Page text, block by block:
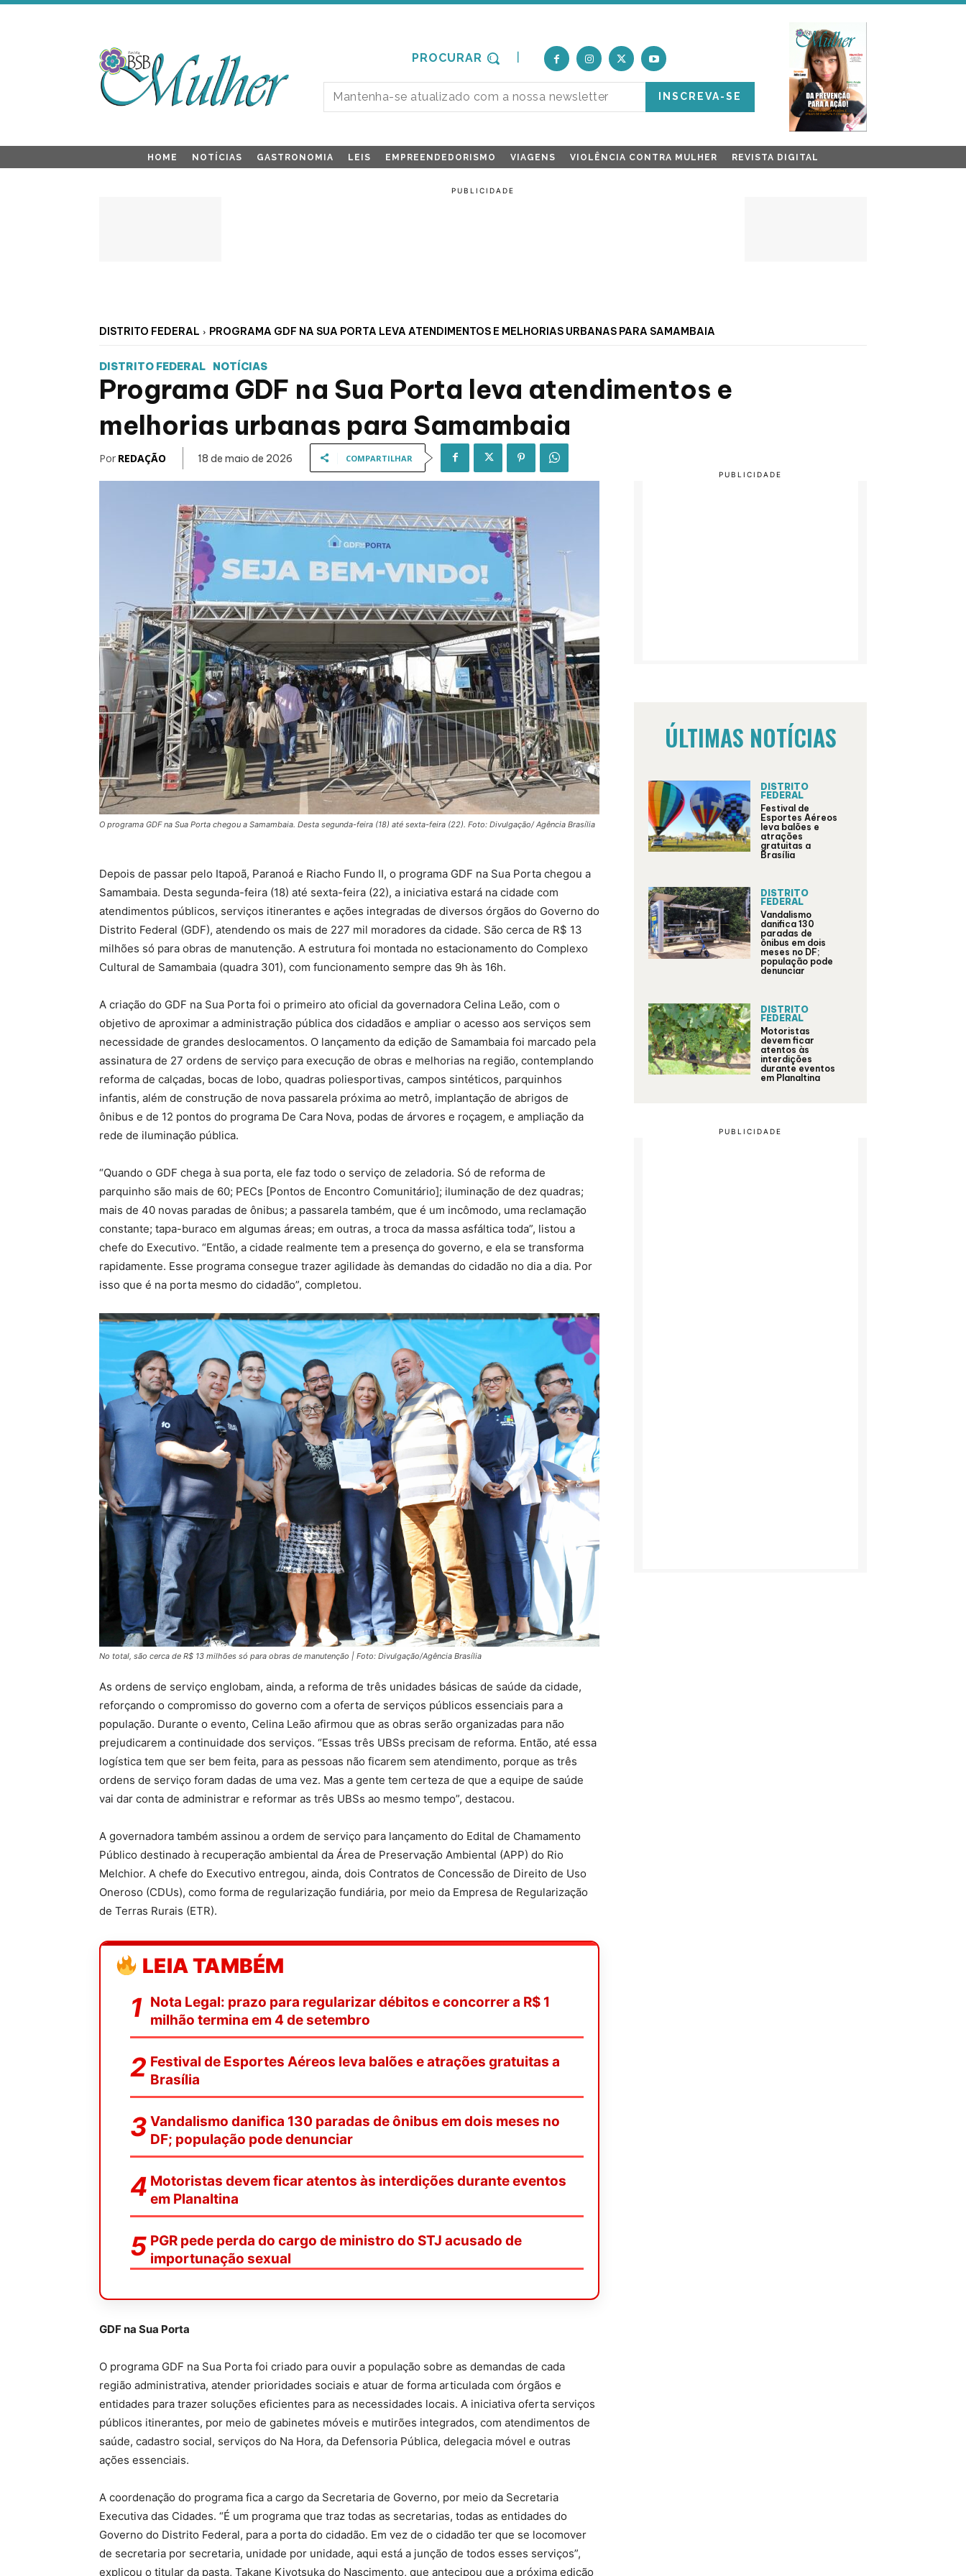
PROCURAR
INSCREVA-SE
HOME NOTÍCIAS GASTRONOMIA LEIS EMPREENDEDORISMO VIAGENS VIOLÊNCIA CONTRA MULHER REVISTA DIGITAL
DISTRITO FEDERAL PROGRAMA GDF NA SUA PORTA LEVA ATENDIMENTOS E MELHORIAS URBANAS PARA SAMAMBAIA
DISTRITO FEDERAL NOTÍCIAS
Programa GDF na Sua Porta leva atendimentos e
melhorias urbanas para Samambaia
Por REDAÇÃO 18 de maio de 2026 COMPARTILHAR
O programa GDF na Sua Porta chegou a Samambaia. Desta segunda-feira (18) até sexta-feira (22). Foto: Divulgação/ Agência Brasília
Depois de passar pelo Itapoã, Paranoá e Riacho Fundo II, o programa GDF na Sua Porta chegou a
Samambaia. Desta segunda-feira (18) até sexta-feira (22), a iniciativa estará na cidade com
atendimentos públicos, serviços itinerantes e ações integradas de diversos órgãos do Governo do
Distrito Federal (GDF), atendendo os mais de 227 mil moradores da cidade. São cerca de R$ 13
milhões só para obras de manutenção. A estrutura foi montada no estacionamento do Complexo
Cultural de Samambaia (quadra 301), com funcionamento sempre das 9h às 16h.
A criação do GDF na Sua Porta foi o primeiro ato oficial da governadora Celina Leão, com o
objetivo de aproximar a administração pública dos cidadãos e ampliar o acesso aos serviços sem
necessidade de grandes deslocamentos. O lançamento da edição de Samambaia foi marcado pela
assinatura de 27 ordens de serviço para execução de obras e melhorias na região, contemplando
reforma de calçadas, bocas de lobo, quadras poliesportivas, campos sintéticos, parquinhos
infantis, além de construção de nova passarela próxima ao metrô, implantação de abrigos de
ônibus e de 12 pontos do programa De Cara Nova, podas de árvores e roçagem, e ampliação da
rede de iluminação pública.
“Quando o GDF chega à sua porta, ele faz todo o serviço de zeladoria. Só de reforma de
parquinho são mais de 60; PECs [Pontos de Encontro Comunitário]; iluminação de dez quadras;
mais de 40 novas paradas de ônibus; a passarela também, que é um incômodo, uma reclamação
constante; tapa-buraco em algumas áreas; em outras, a troca da massa asfáltica toda”, listou a
chefe do Executivo. “Então, a cidade realmente tem a presença do governo, e ela se transforma
rapidamente. Esse programa consegue trazer agilidade às demandas do cidadão no dia a dia. Por
isso que é na porta mesmo do cidadão”, completou.
No total, são cerca de R$ 13 milhões só para obras de manutenção | Foto: Divulgação/Agência Brasília
As ordens de serviço englobam, ainda, a reforma de três unidades básicas de saúde da cidade,
reforçando o compromisso do governo com a oferta de serviços públicos essenciais para a
população. Durante o evento, Celina Leão afirmou que as obras serão organizadas para não
prejudicarem a continuidade dos serviços. “Essas três UBSs precisam de reforma. Então, até essa
logística tem que ser bem feita, para as pessoas não ficarem sem atendimento, porque as três
ordens de serviço foram dadas de uma vez. Mas a gente tem certeza de que a equipe de saúde
vai dar conta de administrar e reformar as três UBSs ao mesmo tempo”, destacou.
A governadora também assinou a ordem de serviço para lançamento do Edital de Chamamento
Público destinado à recuperação ambiental da Área de Preservação Ambiental (APP) do Rio
Melchior. A chefe do Executivo entregou, ainda, dois Contratos de Concessão de Direito de Uso
Oneroso (CDUs), como forma de regularização fundiária, por meio da Empresa de Regularização
de Terras Rurais (ETR).
LEIA TAMBÉM
Nota Legal: prazo para regularizar débitos e concorrer a R$ 1
milhão termina em 4 de setembro
Festival de Esportes Aéreos leva balões e atrações gratuitas a
Brasília
Vandalismo danifica 130 paradas de ônibus em dois meses no
DF; população pode denunciar
Motoristas devem ficar atentos às interdições durante eventos
em Planaltina
PGR pede perda do cargo de ministro do STJ acusado de
importunação sexual
GDF na Sua Porta
O programa GDF na Sua Porta foi criado para ouvir a população sobre as demandas de cada
região administrativa, atender prioridades sociais e atuar de forma articulada com órgãos e
entidades para trazer soluções eficientes para as necessidades locais. A iniciativa oferta serviços
públicos itinerantes, por meio de gabinetes móveis e mutirões integrados, com atendimentos de
saúde, cadastro social, serviços do Na Hora, da Defensoria Pública, delegacia móvel e outras
ações essenciais.
A coordenação do programa fica a cargo da Secretaria de Governo, por meio da Secretaria
Executiva das Cidades. “É um programa que traz todas as secretarias, todas as entidades do
Governo do Distrito Federal, para a porta do cidadão. Em vez de o cidadão ter que se locomover
de secretaria por secretaria, unidade por unidade, aqui está a junção de todos esses serviços”,
explicou o titular da pasta, Takane Kiyotsuka do Nascimento, que antecipou que a próxima edição
ÚLTIMAS NOTÍCIAS
DISTRITO
FEDERAL
Festival de
Esportes Aéreos
leva balões e
atrações
gratuitas a
Brasília
DISTRITO
FEDERAL
Vandalismo
danifica 130
paradas de
ônibus em dois
meses no DF;
população pode
denunciar
DISTRITO
FEDERAL
Motoristas
devem ficar
atentos às
interdições
durante eventos
em Planaltina